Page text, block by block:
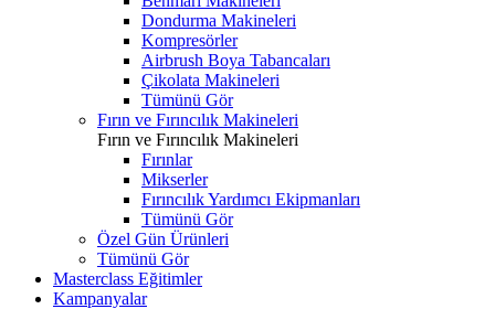
Dondurma Makineleri
Kompresörler
Airbrush Boya Tabancaları
Çikolata Makineleri
Tümünü Gör
Fırın ve Fırıncılık Makineleri
Fırın ve Fırıncılık Makineleri
Fırınlar
Mikserler
Fırıncılık Yardımcı Ekipmanları
Tümünü Gör
Özel Gün Ürünleri
Tümünü Gör
Masterclass Eğitimler
Kampanyalar